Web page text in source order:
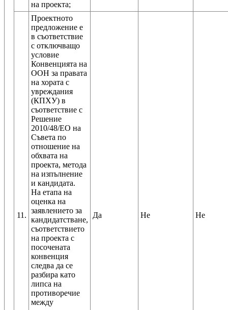
11.
Проектното
предложение е
в съответствие
с отключващо
условие
Конвенцията на
ООН за правата
на хората с
увреждания
(КПХУ) в
съответствие с
Решение
2010/48/ЕО на
Съвета по
отношение на
обхвата на
проекта, метода
на изпълнение
и кандидата.
На етапа на
оценка на
заявлението за
кандидатстване,
съответствието
на проекта с
посочената
конвенция
следва да се
разбира като
липса на
противоречие
между
Да Не Не